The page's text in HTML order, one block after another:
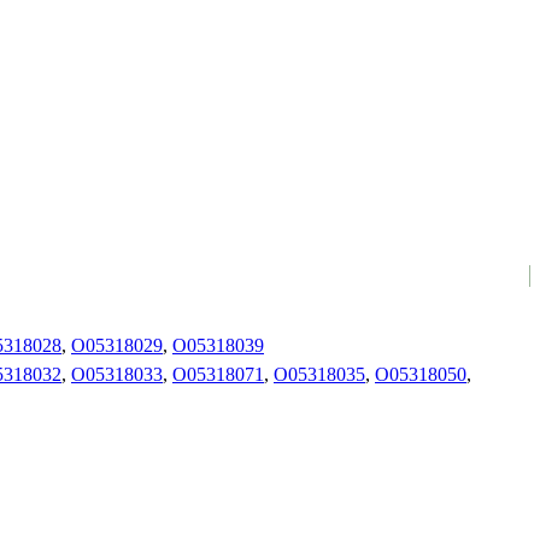
, O05318029, O05318039
, O05318033, O05318071 , O05318035, O05318050,